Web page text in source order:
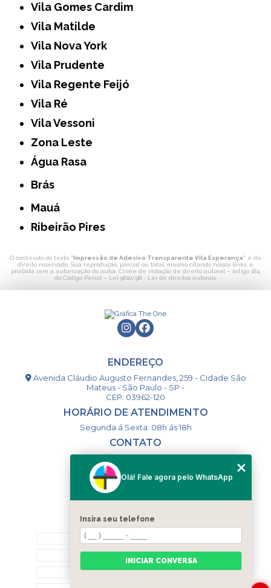
Vila Gomes Cardim
Vila Matilde
Vila Nova York
Vila Prudente
Vila Regente Feijó
Vila Ré
Vila Vessoni
Zona Leste
Água Rasa
Brás
Mauá
Ribeirão Pires
O conteúdo do texto "Impressão de Adesivo Transparente Vila Esperança" é de
direito reservado. Sua reprodução, parcial ou total, mesmo citando nossos links, é
proibida sem a autorização do autor. Crime de violação de direito autoral – artigo 184
do Código Penal – Lei 9610/98 - Lei de direitos autorais.
ENDEREÇO
Avenida Cláudio Augusto Fernandes, 259 - Cidade São
Mateus - São Paulo - SP -
CEP: 03962-120
HORÁRIO DE ATENDIMENTO
Segunda á Sexta: 08h ás 18h
CONTATO
(11) 98993-9556
togsm1@gmail.com
MENU
HOME
CONTATO
Olá! Fale agora pelo WhatsApp
Insira seu telefone
INICIAR CONVERSA